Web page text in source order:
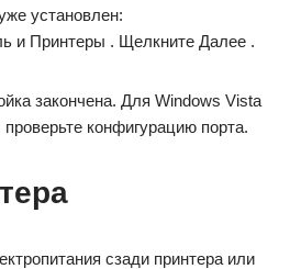
установлен:
и Принтеры . Щелкните Далее .
закончена. Для Windows Vista
конфигурацию порта.
сзади принтера или